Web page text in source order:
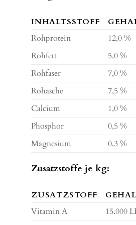
INHALTSSTOFF
Rohprotein
12,0 %
Rohfett
5,0 %
Rohfaser
7,0 %
Rohasche
7,5 %
Calcium
1,0 %
Phosphor
0,5 %
Magnesium
0,3 %
Zusatzstoffe je kg:
ZUSATZSTOFF
Vitamin A
15.000